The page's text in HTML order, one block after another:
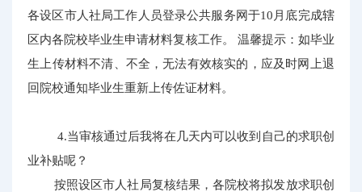
各设区市人社局工作人员登录公共服务网于10月底完成辖
区内各院校毕业生申请材料复核工作。 温馨提示：如毕业
生上传材料不清、不全，无法有效核实的，应及时网上退
回院校通知毕业生重新上传佐证材料。
4.当审核通过后我将在几天内可以收到自己的求职创
业补贴呢？
按照设区市人社局复核结果，各院校将拟发放求职创